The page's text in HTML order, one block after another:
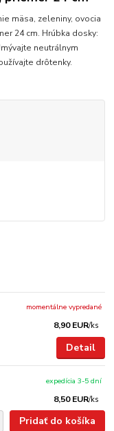
mäsa, zeleniny, ovocia
24 cm. Hrúbka dosky:
neutrálnym
drôtenky.
8,90 EUR/ks
momentálne vypredané
Detail
8,50 EUR/ks
expedícia 3-5 dní
Pridať do košíka